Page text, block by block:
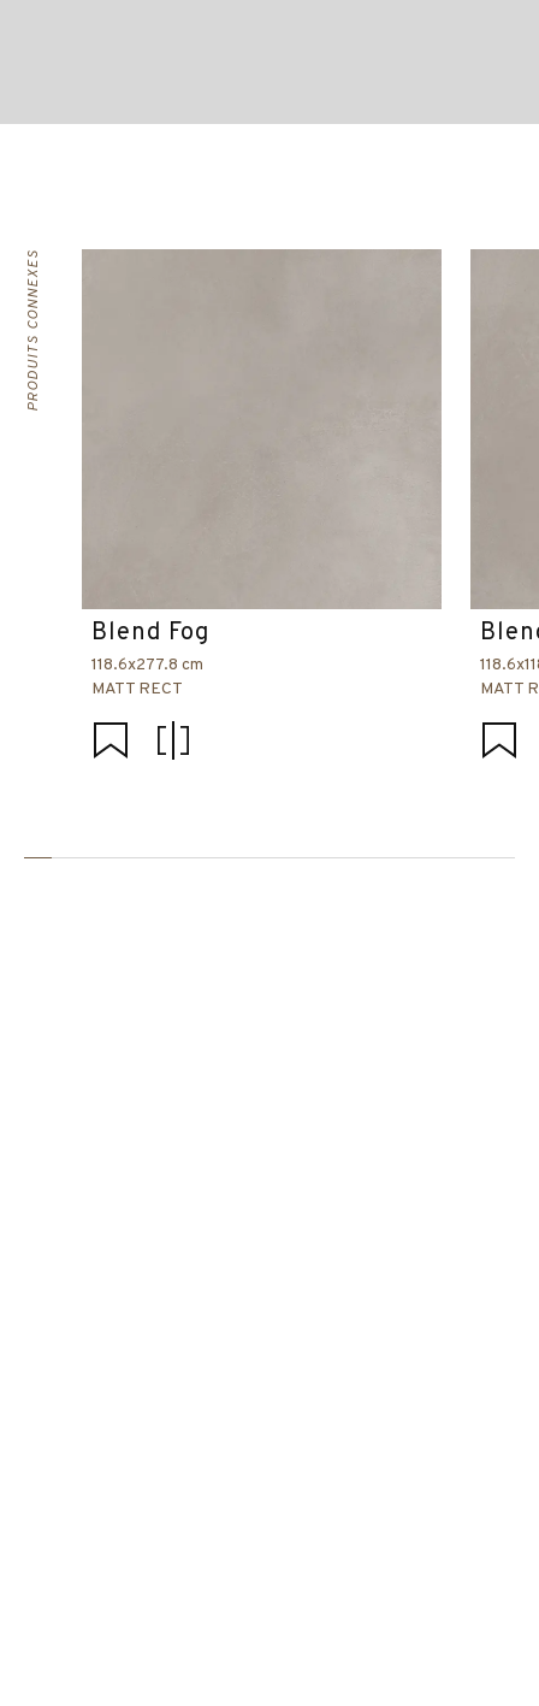
PRODUITS CONNEXES
Blend Fog
118.6x277.8 cm
MATT RECT
MATT